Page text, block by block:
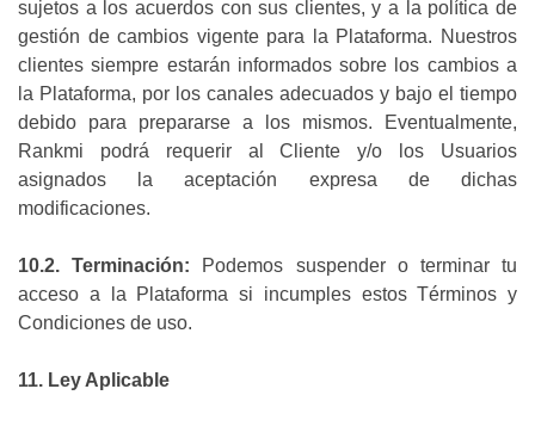
sujetos a los acuerdos con sus clientes, y a la política de
gestión de cambios vigente para la Plataforma. Nuestros
clientes siempre estarán informados sobre los cambios a
la Plataforma, por los canales adecuados y bajo el tiempo
debido para prepararse a los mismos. Eventualmente,
Rankmi podrá requerir al Cliente y/o los Usuarios
asignados la aceptación expresa de dichas
modificaciones.
10.2. Terminación: Podemos suspender o terminar tu
acceso a la Plataforma si incumples estos Términos y
Condiciones de uso.
11. Ley Aplicable